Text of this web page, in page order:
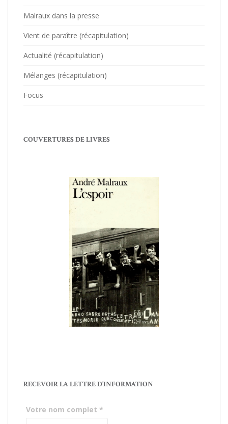
Malraux dans la presse
Vient de paraître (récapitulation)
Actualité (récapitulation)
Mélanges (récapitulation)
Focus
COUVERTURES DE LIVRES
RECEVOIR LA LETTRE D’INFORMATION
Votre nom complet *